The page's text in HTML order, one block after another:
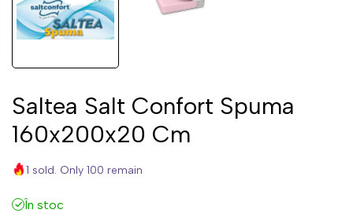
Saltea Salt Confort Spuma
160x200x20 Cm
1 sold. Only 100 remain
În stoc